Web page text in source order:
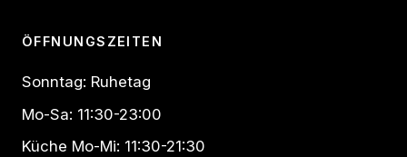
ÖFFNUNGSZEITEN
Sonntag: Ruhetag
Mo-Sa: 11:30-23:00
Küche Mo-Mi: 11:30-21:30